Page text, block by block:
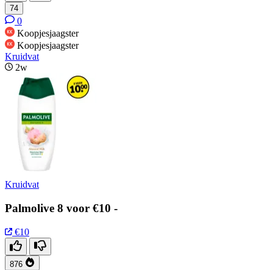
74
0
Koopjesjaagster
Koopjesjaagster
Kruidvat
2w
Kruidvat
Palmolive 8 voor €10 -
€10
876